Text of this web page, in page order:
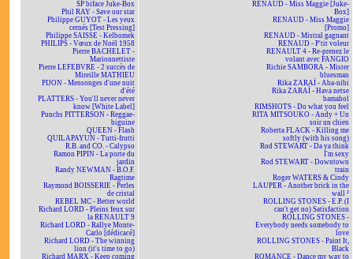
SP biface Juke-Box
Phil RAY - Save our star
Philippe GUYOT - Les yeux
cernés [Test Pressing]
Philippe SAISSE - Kelbomek
PHILIPS - Vœux de Noël 1958
Pierre BACHELET -
Marionnettiste
Pierre LEFEBVRE - 2 succès de
Mireille MATHIEU
PIJON - Mensonges d'une nuit
d'été
PLATTERS - You'll never never
know [White Label]
Punchs PITTERSON - Reggae-
biguine
QUEEN - Flash
QUILAPAYUN - Tutti-frutti
R.B. and CO. - Calypso
Ramon PIPIN - La porte du
jardin
Randy NEWMAN - B.O.F.
Ragtime
Raymond BOISSERIE - Perles
de cristal
REBEL MC - Better world
Richard LORD - Pleins feux sur
la RENAULT 9
Richard LORD - Rallye Monte-
Carlo [dédicacé]
Richard LORD - The winning
lion (it's time to go)
Richard MARX - Keep coming
RENAUD - Miss Maggie [Juke-
Box]
RENAUD - Miss Maggie
[Promo]
RENAUD - Mistral gagnant
RENAUD - P'tit voleur
RENAULT 4 - Re-prenez le
volant avec FANGIO
Richie SAMBORA - Mister
bluesman
Rika ZARAÏ - Aba-nibi
Rika ZARAÏ - Hava netse
bamahol
RIMSHOTS - Do what you feel
RITA MITSOUKO - Andy + Un
soir un chien
Roberta FLACK - Killing me
softly (with his song)
Rod STEWART - Da ya think
I'm sexy
Rod STEWART - Downtown
train
Roger WATERS & Cindy
LAUPER - Another brick in the
wall ²
ROLLING STONES - E.P. (I
can't get no) Satisfaction
ROLLING STONES -
Everybody needs somebody to
love
ROLLING STONES - Paint It,
Black
ROMANCE - Dance my way to